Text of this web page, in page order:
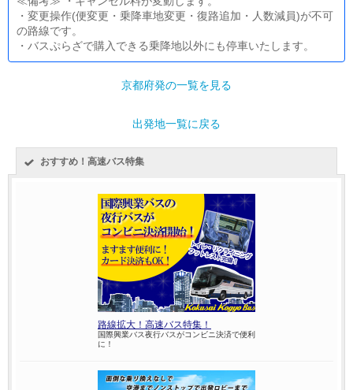
・変更操作(便変更・乗降車地変更・復路追加・人数減員)が不可
の路線です。
・バスぷらざで購入できる乗降地以外にも停車いたします。
京都府発の一覧を見る
出発地一覧に戻る
おすすめ！高速バス特集
路線拡大！高速バス特集！
国際興業バス夜行バスがコンビニ決済で便利
に！